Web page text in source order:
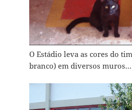
O Estádio leva as cores do
branco) em diversos muros…